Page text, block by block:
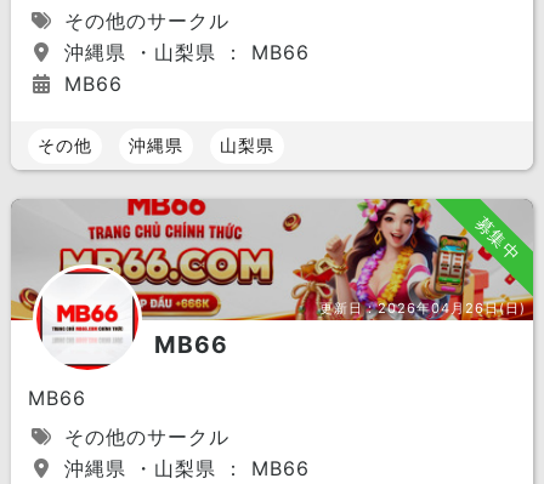
その他のサークル
沖縄県 ・山梨県 ： MB66
MB66
その他 沖縄県 山梨県
募集中
更新日：2026年04月26日(日)
MB66
MB66
その他のサークル
沖縄県 ・山梨県 ： MB66